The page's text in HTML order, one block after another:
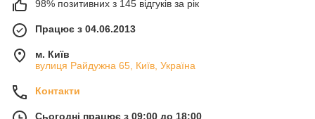
98% позитивних з 145 відгуків за рік
Працює з 04.06.2013
м. Київ
вулиця Райдужна 65, Київ, Україна
Контакти
Сьогодні працює з 09:00 до 18:00